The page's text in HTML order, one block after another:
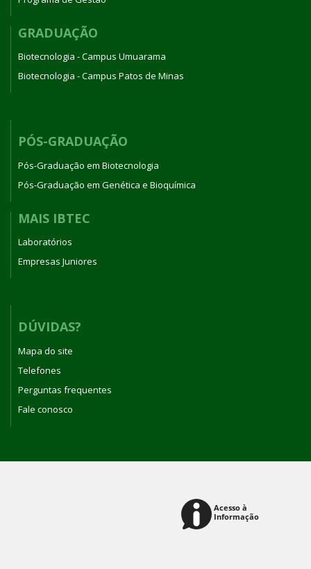
GRADUAÇÃO
Biotecnologia - Campus Umuarama
Biotecnologia - Campus Patos de Minas
PÓS-GRADUAÇÃO
Pós-Graduação em Biotecnologia
Pós-Graduação em Genética e Bioquímica
MAIS IBTEC
Laboratórios
Empresas Juniores
DÚVIDAS?
Mapa do site
Telefones
Perguntas frequentes
Fale conosco